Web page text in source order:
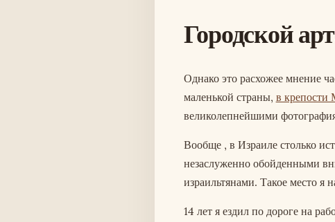
Городской
Однако это расхожее мнение
маленькой страны, в крепости
великолепнейшими
Вообще , в Израиле столько
незаслуженно обойденными
израильтянами. Такое место я
14 лет я ездил по дороге на